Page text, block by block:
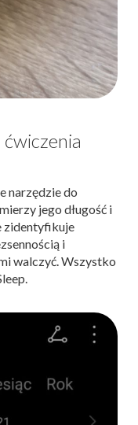
narzędzie do
jego długość i
zidentyfikuje
i
walczyć. Wszystko